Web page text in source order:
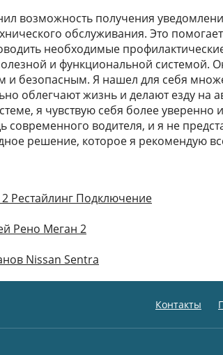
возможность получения
обслуживания. Это
необходимые
и функциональной системой.
и безопасным. Я нашел для себя
облегчают жизнь и делают езду на
я чувствую себя более уверенно
водителя, и я не
решение, которое я рекомендую
Рестайлинг Подключение
Рено Меган 2
Nissan Sentra
Контакты